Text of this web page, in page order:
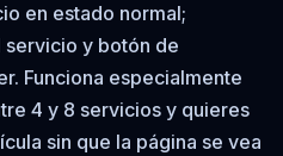
en estado normal;
y botón de
Funciona especialmente
4 y 8 servicios y quieres
sin que la página se vea